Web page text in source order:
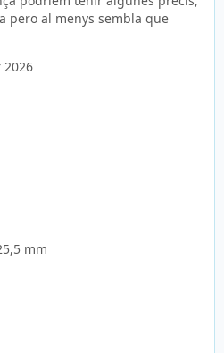
pero al menys sembla que
2026
mm